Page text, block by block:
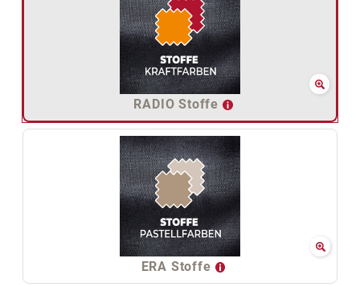
RADIO Stoffe
ERA Stoffe